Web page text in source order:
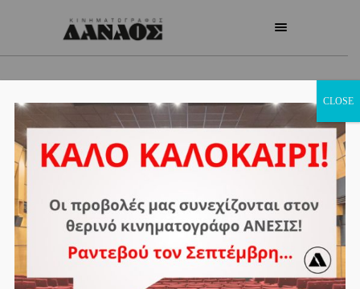
CLOSE